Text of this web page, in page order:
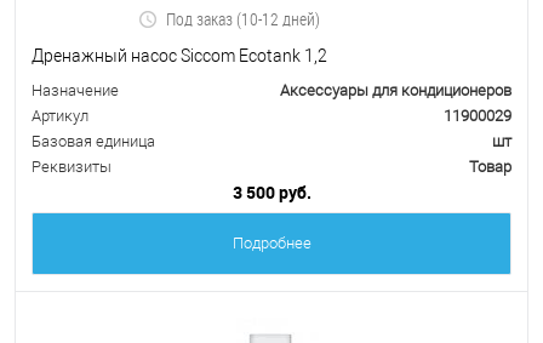
Под заказ (10-12 дней)
Дренажный насос Siccom Ecotank 1,2
Назначение
Аксессуары для кондиционеров
Артикул
11900029
Базовая единица
шт
Реквизиты
Товар
3 500 руб.
Подробнее